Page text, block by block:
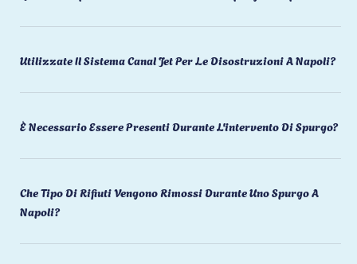
Utilizzate Il Sistema Canal Jet Per Le Disostruzioni A Napoli?
È Necessario Essere Presenti Durante L'intervento Di Spurgo?
Che Tipo Di Rifiuti Vengono Rimossi Durante Uno Spurgo A
Napoli?